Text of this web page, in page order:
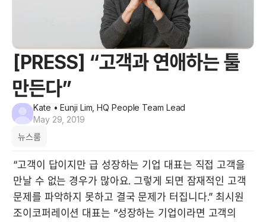
[PRESS] “고객과 연애하는 툴
만든다”
Kate • Eunji Lim, HQ People Team Lead
May 29, 2019
뉴스룸
“고객이 답이지만 급 성장하는 기업 대표는 직접 고객을
만날 수 없는 경우가 많아요. 그렇게 되면 잠재적인 고객
문제를 파악하지 못하고 결국 문제가 터집니다.” 최시원
조이코퍼레이션 대표는 “성장하는 기업이라면 고객의